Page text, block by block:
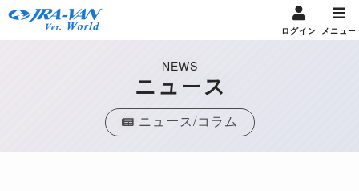
ログイン メニュー
NEWS
ニュース
ニュース/コラム